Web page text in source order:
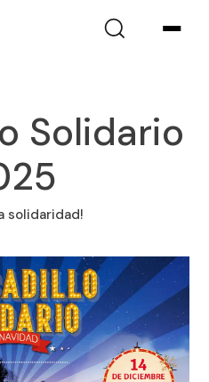
Solidario
solidaridad!